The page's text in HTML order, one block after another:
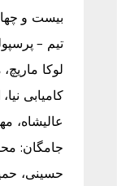
بیست و
تیم –
لوکا
کامیابی
عالیشاه،
جامگان:
حسینی،